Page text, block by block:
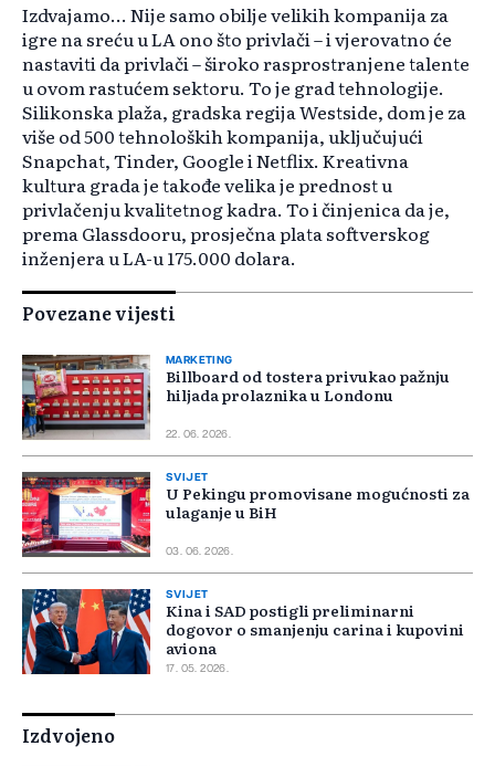
Izdvajamo... Nije samo obilje velikih kompanija za
igre na sreću u LA ono što privlači – i vjerovatno će
nastaviti da privlači – široko rasprostranjene talente
u ovom rastućem sektoru. To je grad tehnologije.
Silikonska plaža, gradska regija Westside, dom je za
više od 500 tehnoloških kompanija, uključujući
Snapchat, Tinder, Google i Netflix. Kreativna
kultura grada je takođe velika je prednost u
privlačenju kvalitetnog kadra. To i činjenica da je,
prema Glassdooru, prosječna plata softverskog
inženjera u LA-u 175.000 dolara.
Povezane vijesti
MARKETING
Billboard od tostera privukao pažnju
hiljada prolaznika u Londonu
22. 06. 2026.
SVIJET
U Pekingu promovisane mogućnosti za
ulaganje u BiH
03. 06. 2026.
SVIJET
Kina i SAD postigli preliminarni
dogovor o smanjenju carina i kupovini
aviona
17. 05. 2026.
Izdvojeno